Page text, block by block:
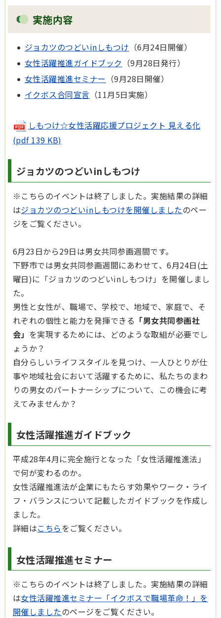
実施内容
ジョカツのつどいinしもつけ （6月24日開催）
女性活躍推進ガイドブック （9月28日発行）
女性活躍推進セミナー （9月28日開催）
イクボス合同宣言 （11月5日実施）
しもつけ☆女性活躍応援プロジェクト 見える化
(pdf 139 KB)
ジョカツのつどいinしもつけ
※こちらのイベントは終了しました。実施結果の詳細
はジョカツのつどいinしもつけを開催しましたのペー
ジをご覧ください。
6月23日から29日は男女共同参画週間です。
下野市では男女共同参画週間にあわせて、6月24日(土
曜日)に「ジョカツのつどいinしもつけ」を開催しまし
た。
男性と女性が、職場で、学校で、地域で、家庭で、そ
れぞれの個性と能力を発揮できる 「男女共同参画社
会」 を実現するためには、どのような取組が必要でし
ょうか？
自分らしいライフスタイルを見つけ、一人ひとりが仕
事や地域社会において活躍するために、私たちのまわ
りの男女のパートナーシップについて、この機会に考
えてみませんか？
女性活躍推進ガイドブック
平成28年4月に完全施行となった「女性活躍推進法」
で何が変わるのか。
女性活躍推進法が企業にもたらす効果やワーク・ライ
フ・バランスについて記載したガイドブックを作成し
ました。
詳細はこちらをご覧ください。
女性活躍推進セミナー
※こちらのイベントは終了しました。実施結果の詳細
は女性活躍推進セミナー「イクボスで職場革命！」を
開催しましたのページをご覧ください。